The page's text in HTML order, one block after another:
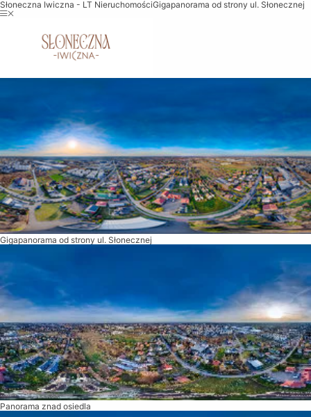
Słoneczna Iwiczna - LT NieruchomościGigapanorama od strony ul. Słonecznej
Gigapanorama od strony ul. Słonecznej
Panorama znad osiedla